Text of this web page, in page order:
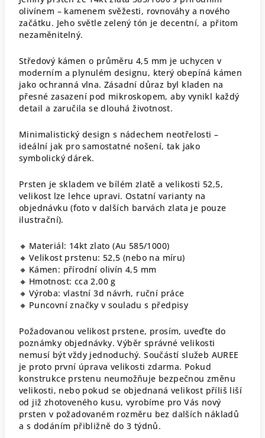
olivínem – kamenem svěžesti, rovnováhy a nového
začátku. Jeho světle zelený tón je decentní, a přitom
nezaměnitelný.
Středový kámen o průměru 4,5 mm je uchycen v
moderním a plynulém designu, který obepíná kámen
jako ochranná vlna. Zásadní důraz byl kladen na
přesné zasazení pod mikroskopem, aby vynikl každý
detail a zaručila se dlouhá životnost.
Minimalistický design s nádechem neotřelosti –
ideální jak pro samostatné nošení, tak jako
symbolický dárek.
Prsten je skladem ve bílém zlatě a velikosti 52,5,
velikost lze lehce upravi. Ostatní varianty na
objednávku (foto v dalších barvách zlata je pouze
ilustrační).
🔸 Materiál: 14kt zlato (Au 585/1000)
🔸 Velikost prstenu: 52,5 (nebo na míru)
🔸 Kámen: přírodní olivín 4,5 mm
🔸 Hmotnost: cca 2,00 g
🔸 Výroba: vlastní 3d návrh, ruční práce
🔸 Puncovní značky v souladu s předpisy
Požadovanou velikost prstene, prosím, uveďte do
poznámky objednávky. Výběr správné velikosti
nemusí být vždy jednoduchý. Součástí služeb AUREE
je proto první úprava velikosti zdarma. Pokud
konstrukce prstenu neumožňuje bezpečnou změnu
velikosti, nebo pokud se objednaná velikost příliš liší
od již zhotoveného kusu, vyrobíme pro Vás nový
prsten v požadovaném rozměru bez dalších nákladů
a s dodáním přibližně do 3 týdnů.